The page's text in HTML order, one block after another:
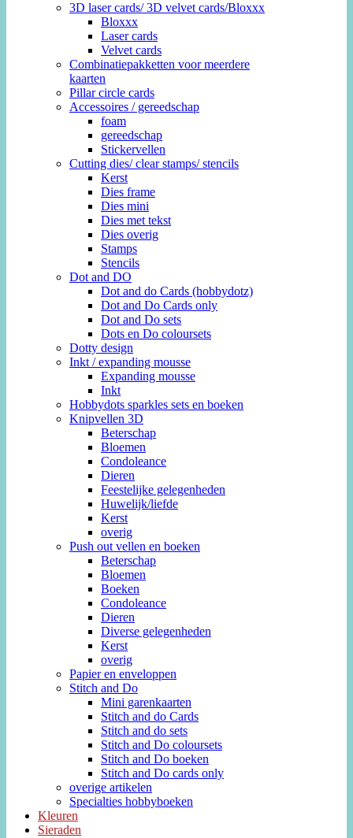
3D laser cards/ 3D velvet cards/Bloxxx
Bloxxx
Laser cards
Velvet cards
Combinatiepakketten voor meerdere
kaarten
Pillar circle cards
Accessoires / gereedschap
foam
gereedschap
Stickervellen
Cutting dies/ clear stamps/ stencils
Kerst
Dies frame
Dies mini
Dies met tekst
Dies overig
Stamps
Stencils
Dot and DO
Dot and do Cards (hobbydotz)
Dot and Do Cards only
Dot and Do sets
Dots en Do coloursets
Dotty design
Inkt / expanding mousse
Expanding mousse
Inkt
Hobbydots sparkles sets en boeken
Knipvellen 3D
Beterschap
Bloemen
Condoleance
Dieren
Feestelijke gelegenheden
Huwelijk/liefde
Kerst
overig
Push out vellen en boeken
Beterschap
Bloemen
Boeken
Condoleance
Dieren
Diverse gelegenheden
Kerst
overig
Papier en enveloppen
Stitch and Do
Mini garenkaarten
Stitch and do Cards
Stitch and do sets
Stitch and Do coloursets
Stitch and Do boeken
Stitch and Do cards only
overige artikelen
Specialties hobbyboeken
Kleuren
Sieraden